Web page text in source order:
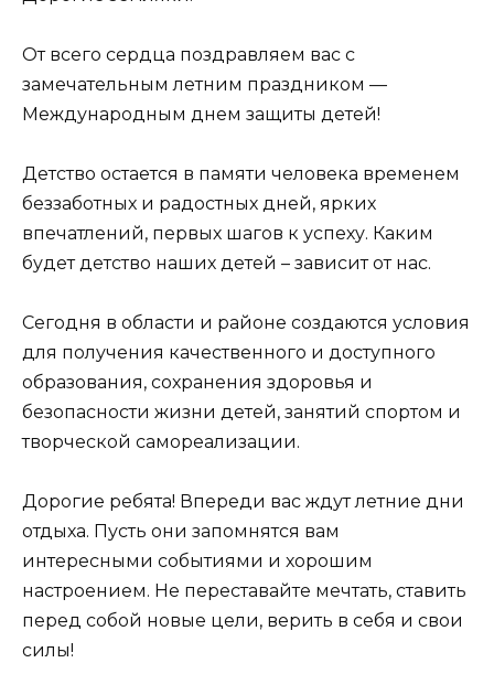
От всего сердца поздравляем вас с
замечательным летним праздником —
Международным днем защиты детей!
Детство остается в памяти человека временем
беззаботных и радостных дней, ярких
впечатлений, первых шагов к успеху. Каким
будет детство наших детей – зависит от нас.
Сегодня в области и районе создаются условия
для получения качественного и доступного
образования, сохранения здоровья и
безопасности жизни детей, занятий спортом и
творческой самореализации.
Дорогие ребята! Впереди вас ждут летние дни
отдыха. Пусть они запомнятся вам
интересными событиями и хорошим
настроением. Не переставайте мечтать, ставить
перед собой новые цели, верить в себя и свои
силы!